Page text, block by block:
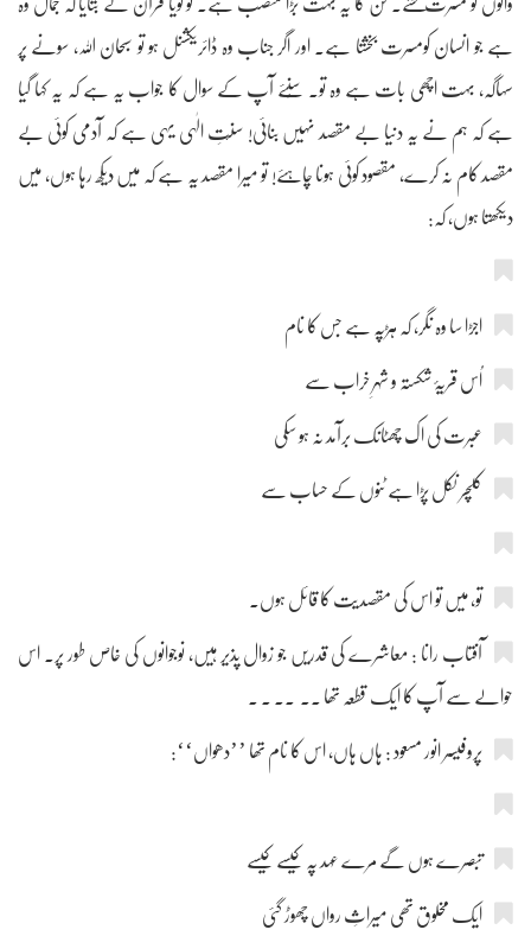
والوں کو مسرت بخشے۔ فن کا یہ بہت بڑا منصب ہے۔ تو گویا قرآن نے بتایا کہ جمال وہ
ہے جو انسان کومسرت بخشتا ہے۔ اور اگر جناب وہ ڈائریکشنل ہو تو سبحان اللہ، سونے پر
سہاگہ، بہت اچھی بات ہے وہ تو۔ سُنئے آپ کے سوال کا جواب یہ ہے کہ یہ کہا گیا
ہے کہ ہم نے یہ دنیا بے مقصد نہیں بنائی! سنّتِ الٰہی یہی ہے کہ آدمی کوئی بے
مقصد کام نہ کرے، مقصود کوئی ہونا چاہئے! تو میرا مقصد یہ ہے کہ میں دیکھ رہا ہوں، میں
دیکھتا ہوں، کہ:
اجڑا سا وہ نگر، کہ ہڑپّہ ہے جس کا نام
اُس قریۂ شکستہ و شہرِ خراب سے
عبرت کی اک چھٹانک برآمد نہ ہو سکی
کلچر نکل پڑا ہے ٹنوں کے حساب سے
تو، میں تو اس کی مقصدیت کا قائل ہوں۔
آفتاب رانا : معاشرے کی قدریں جو زوال پذیر ہیں، نوجوانوں کی خاص طور پر۔ اس
حوالے سے آپ کا ایک قطعہ تھا ۔۔ ۔۔ ۔ ۔
پروفیسر انور مسعود : ہاں ہاں، اس کا نام تھا ’’دھواں‘‘:
تبصرے ہوں گے مرے عہد پہ کیسے کیسے
ایک مخلوق تھی میراثِ رواں چھوڑ گئی